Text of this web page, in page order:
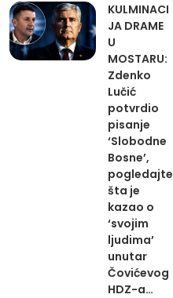
KULMINACI
JA DRAME
U
MOSTARU:
Zdenko
Lučić
potvrdio
pisanje
‘Slobodne
Bosne’,
pogledajte
šta je
kazao o
‘svojim
ljudima’
unutar
Čovićevog
HDZ-a…